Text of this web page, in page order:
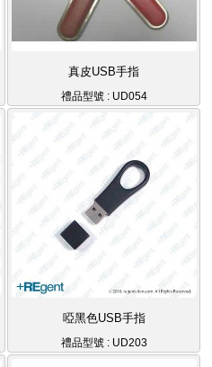
真皮USB手指
禮品型號 : UD054
啞黑色USB手指
禮品型號 : UD203